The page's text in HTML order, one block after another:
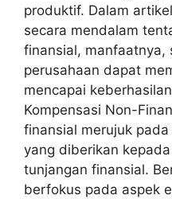
produktif. Dalam
secara mendalam
finansial, manfaatnya,
perusahaan dapat
mencapai
Kompensasi Non-
finansial merujuk
yang diberikan
tunjangan finansial.
berfokus pada aspek